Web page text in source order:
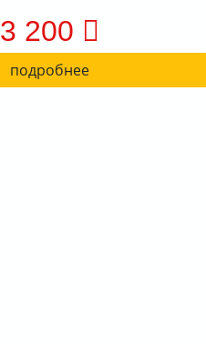
3 200
подробнее